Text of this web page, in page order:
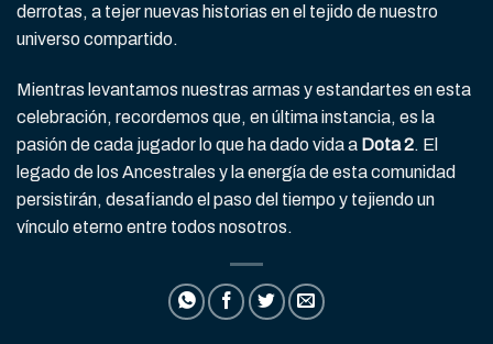
derrotas, a tejer nuevas historias en el tejido de nuestro
universo compartido.
Mientras levantamos nuestras armas y estandartes en esta
celebración, recordemos que, en última instancia, es la
pasión de cada jugador lo que ha dado vida a Dota 2. El
legado de los Ancestrales y la energía de esta comunidad
persistirán, desafiando el paso del tiempo y tejiendo un
vínculo eterno entre todos nosotros.